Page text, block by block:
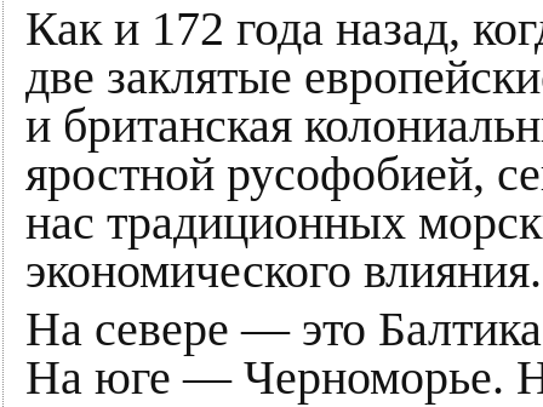
Как и 172 года назад,
две заклятые
и британская
яростной русофобией,
нас традиционных
экономического влияния.
На севере — это
На юге — Черноморье.